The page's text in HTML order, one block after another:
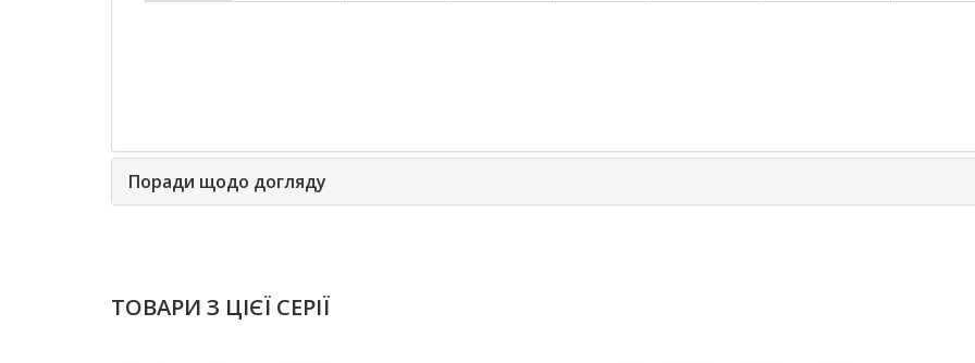
Поради щодо догляду
ТОВАРИ З ЦІЄЇ СЕРІЇ